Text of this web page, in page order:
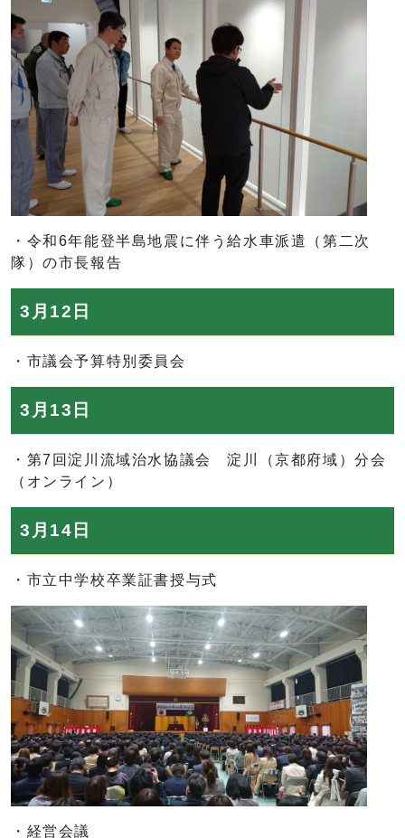
・令和6年能登半島地震に伴う給水車派遣（第二次
隊）の市長報告
3月12日
・市議会予算特別委員会
3月13日
・第7回淀川流域治水協議会 淀川（京都府域）分会
（オンライン）
3月14日
・市立中学校卒業証書授与式
・経営会議